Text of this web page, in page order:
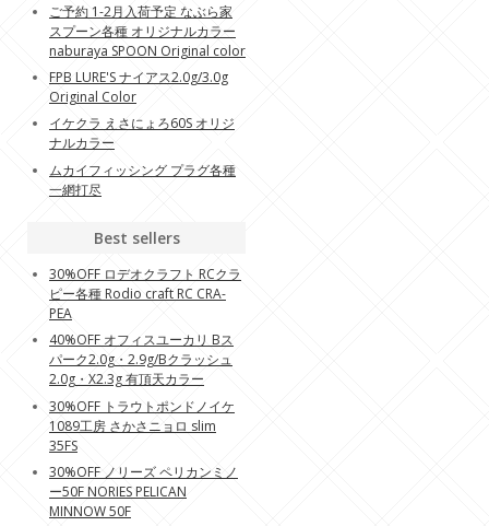
ご予約 1-2月入荷予定 なぶら家
スプーン各種 オリジナルカラー
naburaya SPOON Original color
FPB LURE'S ナイアス2.0g/3.0g
Original Color
イケクラ えさにょろ60S オリジ
ナルカラー
ムカイフィッシング プラグ各種
一網打尽
Best sellers
30%OFF ロデオクラフト RCクラ
ピー各種 Rodio craft RC CRA-
PEA
40%OFF オフィスユーカリ Bス
パーク2.0g・2.9g/Bクラッシュ
2.0g・X2.3g 有頂天カラー
30%OFF トラウトポンドノイケ
1089工房 さかさニョロ slim
35FS
30%OFF ノリーズ ペリカンミノ
ー50F NORIES PELICAN
MINNOW 50F